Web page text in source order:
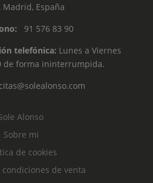
Madrid, España
91 576 83 90
telefónica: Lunes a Viernes
de forma ininterrumpida.
Alonso
Sobre mi
de cookies
de venta